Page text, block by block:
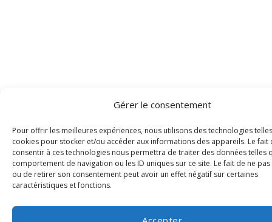
Gérer le consentement
Pour offrir les meilleures expériences, nous utilisons des technologies
cookies pour stocker et/ou accéder aux informations des appareils. Le fait
consentir à ces technologies nous permettra de traiter des données telles
comportement de navigation ou les ID uniques sur ce site. Le fait de ne
ou de retirer son consentement peut avoir un effet négatif sur certaines
caractéristiques et fonctions.